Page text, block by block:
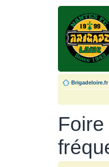
Brigadeloire.fr